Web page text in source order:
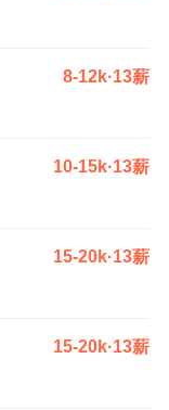
8-12k·13薪
10-15k·13薪
15-20k·13薪
15-20k·13薪